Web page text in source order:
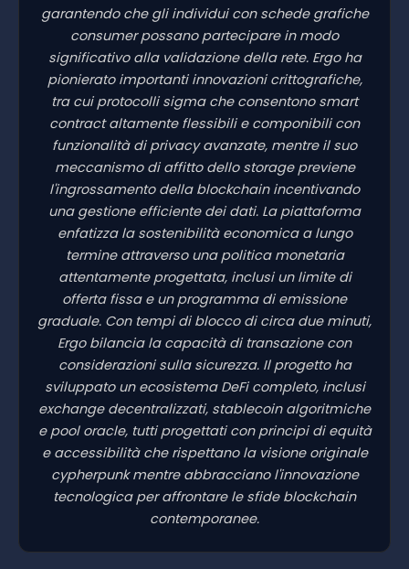
garantendo che gli individui con schede grafiche
consumer possano partecipare in modo
significativo alla validazione della rete. Ergo ha
pionierato importanti innovazioni crittografiche,
tra cui protocolli sigma che consentono smart
contract altamente flessibili e componibili con
funzionalità di privacy avanzate, mentre il suo
meccanismo di affitto dello storage previene
l'ingrossamento della blockchain incentivando
una gestione efficiente dei dati. La piattaforma
enfatizza la sostenibilità economica a lungo
termine attraverso una politica monetaria
attentamente progettata, inclusi un limite di
offerta fissa e un programma di emissione
graduale. Con tempi di blocco di circa due minuti,
Ergo bilancia la capacità di transazione con
considerazioni sulla sicurezza. Il progetto ha
sviluppato un ecosistema DeFi completo, inclusi
exchange decentralizzati, stablecoin algoritmiche
e pool oracle, tutti progettati con principi di equità
e accessibilità che rispettano la visione originale
cypherpunk mentre abbracciano l'innovazione
tecnologica per affrontare le sfide blockchain
contemporanee.